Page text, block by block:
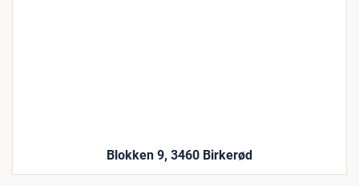
Blokken 9, 3460 Birkerød